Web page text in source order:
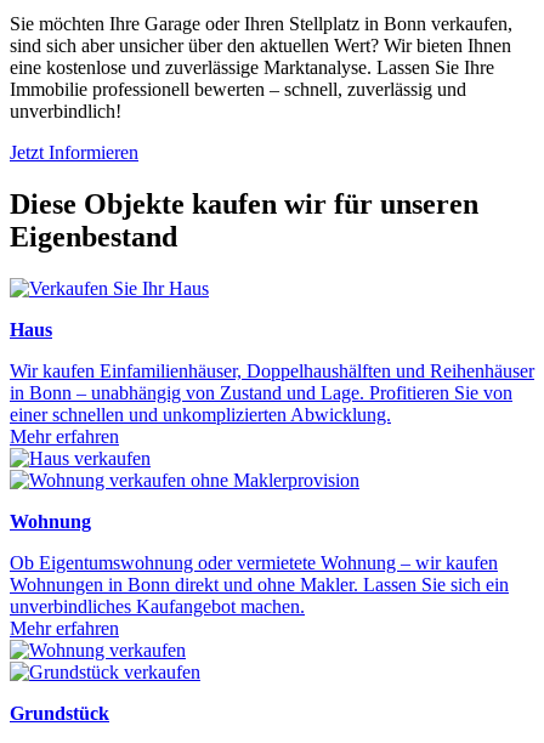
Sie möchten Ihre Garage oder Ihren Stellplatz in Bonn verkaufen,
sind sich aber unsicher über den aktuellen Wert? Wir bieten Ihnen
eine kostenlose und zuverlässige Marktanalyse. Lassen Sie Ihre
Immobilie professionell bewerten – schnell, zuverlässig und
unverbindlich!
Jetzt Informieren
Diese Objekte kaufen wir für unseren
Eigenbestand
Haus
Wir kaufen Einfamilienhäuser, Doppelhaushälften und Reihenhäuser
in Bonn – unabhängig von Zustand und Lage. Profitieren Sie von
einer schnellen und unkomplizierten Abwicklung.
Mehr erfahren
Wohnung
Ob Eigentumswohnung oder vermietete Wohnung – wir kaufen
Wohnungen in Bonn direkt und ohne Makler. Lassen Sie sich ein
unverbindliches Kaufangebot machen.
Mehr erfahren
Grundstück